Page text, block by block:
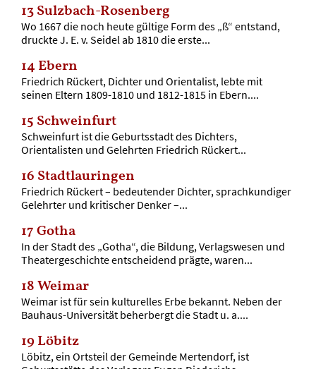
13Sulzbach-Rosenberg
Wo 1667 die noch heute gültige Form des „ß“ entstand,
druckte J. E. v. Seidel ab 1810 die erste...
14Ebern
Friedrich Rückert, Dichter und Orientalist, lebte mit
seinen Eltern 1809-1810 und 1812-1815 in Ebern....
15 Schweinfurt
Schweinfurt ist die Geburtsstadt des Dichters,
Orientalisten und Gelehrten Friedrich Rückert...
16 Stadtlauringen
Friedrich Rückert – bedeutender Dichter, sprachkundiger
Gelehrter und kritischer Denker –...
17Gotha
In der Stadt des „Gotha“, die Bildung, Verlagswesen und
Theatergeschichte entscheidend prägte, waren...
18Weimar
Weimar ist für sein kulturelles Erbe bekannt. Neben der
Bauhaus-Universität beherbergt die Stadt u. a....
19 Löbitz
Löbitz, ein Ortsteil der Gemeinde Mertendorf, ist